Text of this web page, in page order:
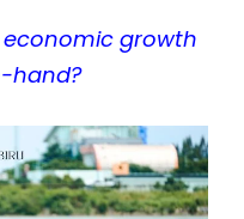
growth
hand?